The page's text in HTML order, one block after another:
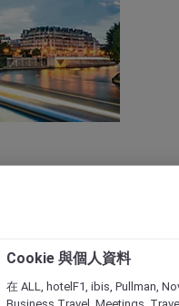
Cookie 與個人資料
在 ALL, hotelF1, ibis, Pullman,
Business Travel, Meetings,